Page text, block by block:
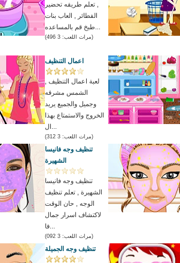
, تعلم طريقه تحضير
الفطائر , العاب بنات
(مرات اللعب: 3 496)
اعمال التنظيف
لعبة اعمال التنظيف ,
الشمس مشرقه
وجميل والجميع يريد
الخروج والاستمتاع بهذا
(مرات اللعب: 3 312)
تنظيف وجه فانيسا
الشهيرة
تنظيف وجه فانيسا
الشهيرة , تعلم تنظيف
الوجه , حان الوقت
لاكتشاف اسرار جمال
(مرات اللعب: 3 092)
تنظيف وجه الجميلة